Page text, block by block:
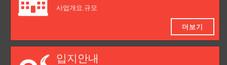
사업개요,규모
더보기
입지안내